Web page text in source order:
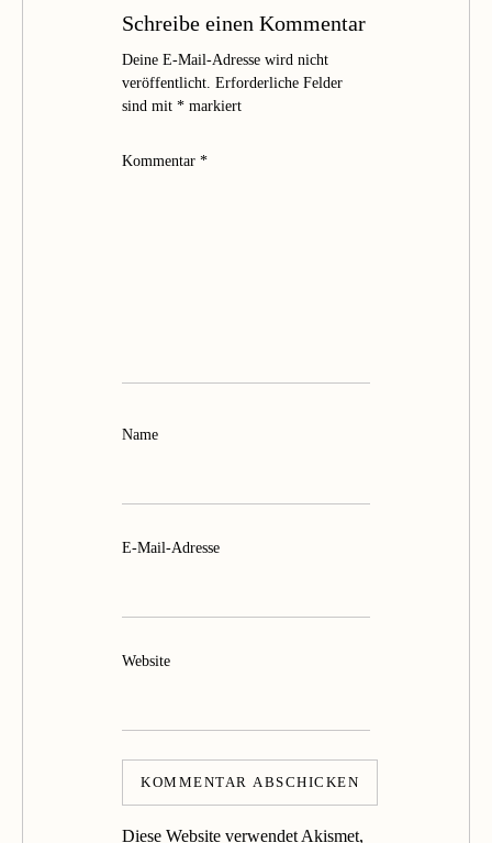
Schreibe einen Kommentar
Deine E-Mail-Adresse wird nicht
veröffentlicht. Erforderliche Felder
sind mit * markiert
Kommentar *
Name
E-Mail-Adresse
Website
Diese Website verwendet Akismet,